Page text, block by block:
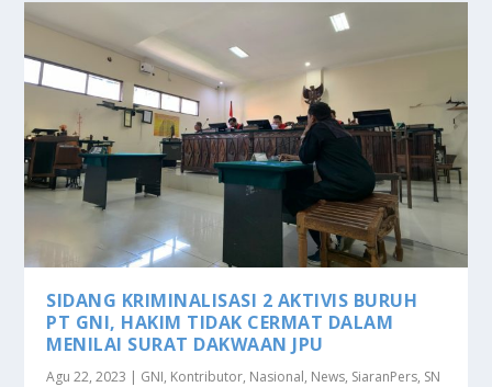
SIDANG KRIMINALISASI 2 AKTIVIS BURUH
PT GNI, HAKIM TIDAK CERMAT DALAM
MENILAI SURAT DAKWAAN JPU
Agu 22, 2023 | GNI, Kontributor, Nasional, News, SiaranPers, SN